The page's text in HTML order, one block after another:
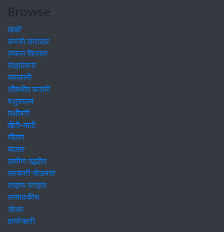
Browse
खबरें
कंपनी समाचार
सफल किसान
साक्षात्कार
बागवानी
औषधीय फसलें
पशुपालन
मशीनरी
खेती-बाड़ी
मौसम
बाजार
ग्रामीण उद्द्योग
सरकारी योजनाएं
लाइफ स्टाइल
सम्पादकीय
जॉब्स
डायरेक्टरी